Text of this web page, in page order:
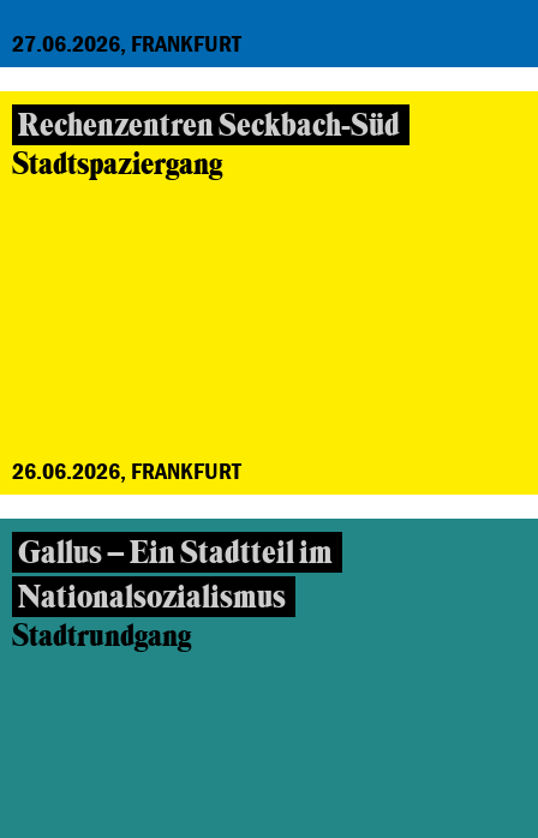
27.06.2026, FRANKFURT
Rechenzentren Seckbach-Süd
Stadtspaziergang
26.06.2026, FRANKFURT
Gallus – Ein Stadtteil im
Nationalsozialismus
Stadtrundgang